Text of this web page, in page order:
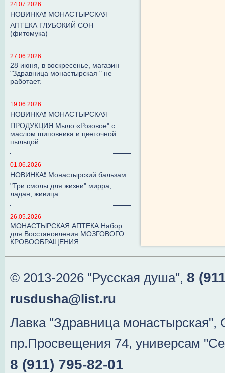
24.07.2026
НОВИНКА❗ МОНАСТЫРСКАЯ
АПТЕКА ГЛУБОКИЙ СОН
(фитомука)
27.06.2026
28 июня, в воскресенье, магазин
"Здравница монастырская " не
работает.
19.06.2026
НОВИНКА❗ МОНАСТЫРСКАЯ
ПРОДУКЦИЯ Мыло «Розовое" с
маслом шиповника и цветочной
пыльцой
01.06.2026
НОВИНКА❗ Монастырский бальзам
"Три смолы для жизни" мирра,
ладан, живица
26.05.2026
МОНАСТЫРСКАЯ АПТЕКА Набор
для Восстановления МОЗГОВОГО
КРОВООБРАЩЕНИЯ
© 2013-2026 "Русская душа", 8
rusdusha@list.ru
Лавка "Здравница монастырская",
пр.Просвещения 74, универсам
8 (911) 795-82-01